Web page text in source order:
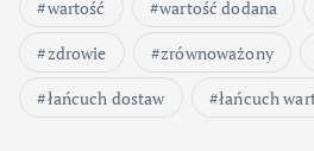
wartość
wartość dodana
zdrowie
zrównoważony
łańcuch dostaw
łańcuch